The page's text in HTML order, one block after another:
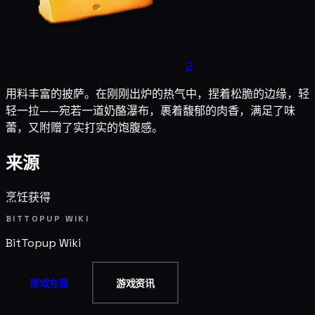
2
用料丰富的披萨。在刚刚出炉的热气中，捏着松脆的边缘，轻
轻一拉——宛若一道奶酪瀑布，裹着馥郁的肉香，满足了味
蕾，又附赠了实打实的饱腹感。
来源
烹饪获得
BITTOPUP WIKI
BitTopup Wiki
游戏充值 游戏资讯